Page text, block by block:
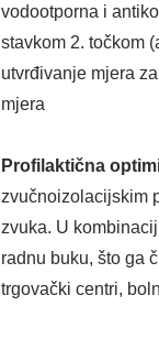
vodootporna i
stavkom 2. točkom
utvrđivanje mjera
mjera
Profilaktična
zvučnoizolacijskim
zvuka. U
radnu buku, što ga
trgovački centri,